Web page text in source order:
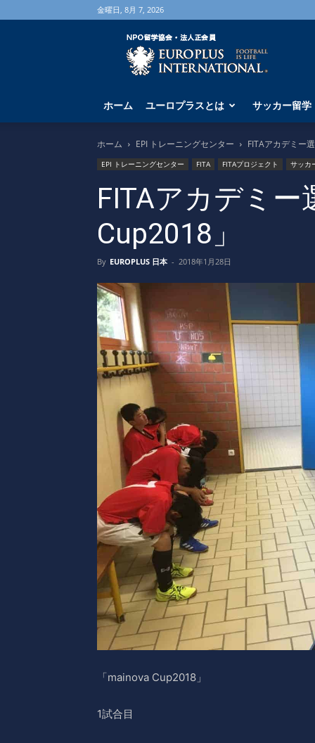
金曜日, 8月 7, 2026
海
外
サ
ー
学
な
ら
ユ
ー
プ
ラ
ス
ホーム ユーロプラスとは サッカー留学
ホーム EPI トレーニングセンター FITAアカデミー
EPI トレーニングセンター FITA FITAプロジェクト サッカ
FITAアカデミ
Cup2018」
By EUROPLUS 日本 - 2018年1月28日
「mainova Cup2018」
1試合目